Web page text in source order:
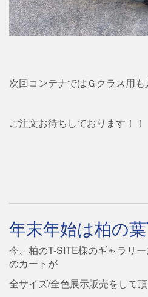
次回コンテナではＧクラス用
ご注文お待ちしております！！
年末年始は柏の
今、柏のT-SITE様のギャラリ
のカートが
全サイズ/全色展示販売をして頂